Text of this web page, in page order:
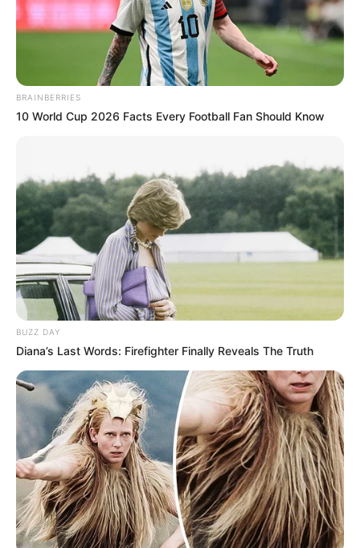
Wanderweg Donauwelle Eichfelsen-Panorama als
markierte Position auf der Landkarte von
OpenStreetMap:
Lageplan mit Position des Ausflugsziels bzw. der
Sehenswürdigkeit auf
größerer Landkarte zeigen und
Donauwelle Eichfelsen-Panorama im Internet finden.
Parkplätze sowie weitere Ausflugsziele,
Sehenswürdigkeiten, Museen und Freizeitangebote
im Umkreis dieses Ziels (Beuron):
Parkplatzsuche für Beuron auf OpenStreetMap
Umkreissuche Tourismus Beuron
BRAINBERRIES
10 World Cup 2026 Facts Every Football Fan Should Know
BUZZ DAY
Diana’s Last Words: Firefighter Finally Reveals The Truth